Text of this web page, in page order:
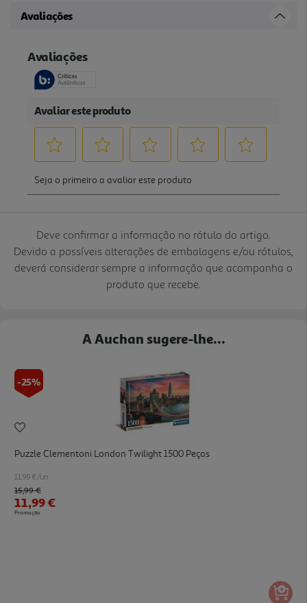
Avaliações
Deve confirmar a informação no rótulo do artigo.
Devido a possíveis alterações de embalagens e/ou rótulos,
deverá considerar sempre a informação que acompanha o
produto que recebe.
A Auchan sugere-lhe...
-25%
Puzzle Clementoni London Twilight 1500 Peças
11.99 €/un
Price reduced from
15,99 €to
11,99 €
Promoção